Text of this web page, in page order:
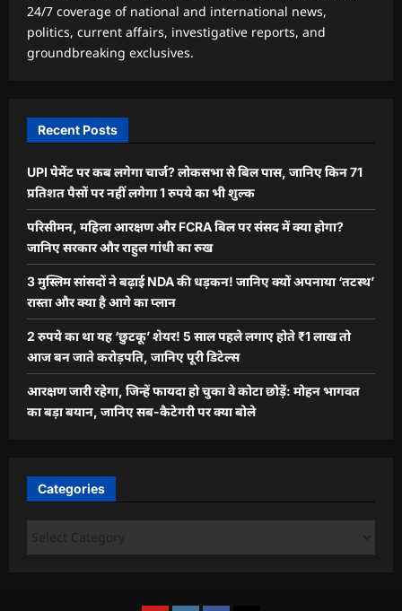
24/7 coverage of national and international news,
politics, current affairs, investigative reports, and
groundbreaking exclusives.
Recent Posts
UPI पेमेंट पर कब लगेगा चार्ज? लोकसभा से बिल पास, जानिए किन 71
प्रतिशत पैसों पर नहीं लगेगा 1 रुपये का भी शुल्क
परिसीमन, महिला आरक्षण और FCRA बिल पर संसद में क्या होगा?
जानिए सरकार और राहुल गांधी का रुख
3 मुस्लिम सांसदों ने बढ़ाई NDA की धड़कन! जानिए क्यों अपनाया ‘तटस्थ’
रास्ता और क्या है आगे का प्लान
2 रुपये का था यह ‘छुटकू’ शेयर! 5 साल पहले लगाए होते ₹1 लाख तो
आज बन जाते करोड़पति, जानिए पूरी डिटेल्स
आरक्षण जारी रहेगा, जिन्हें फायदा हो चुका वे कोटा छोड़ें: मोहन भागवत
का बड़ा बयान, जानिए सब-कैटेगरी पर क्या बोले
Categories